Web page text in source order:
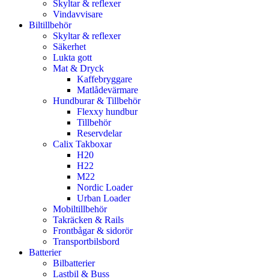
Skyltar & reflexer
Vindavvisare
Biltillbehör
Skyltar & reflexer
Säkerhet
Lukta gott
Mat & Dryck
Kaffebryggare
Matlådevärmare
Hundburar & Tillbehör
Flexxy hundbur
Tillbehör
Reservdelar
Calix Takboxar
H20
H22
M22
Nordic Loader
Urban Loader
Mobiltillbehör
Takräcken & Rails
Frontbågar & sidorör
Transportbilsbord
Batterier
Bilbatterier
Lastbil & Buss